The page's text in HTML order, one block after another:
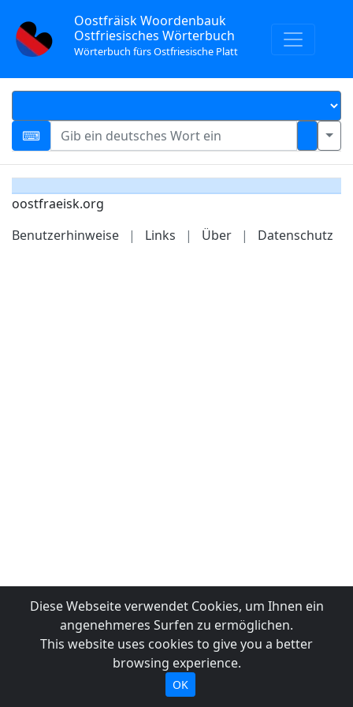
Oostfräisk Woordenbauk
Ostfriesisches Wörterbuch
Wörterbuch fürs Ostfriesische Platt
oostfraeisk.org
Benutzerhinweise
| Links | Über | Datenschutz
Diese Webseite verwendet Cookies, um Ihnen ein
angenehmeres Surfen zu ermöglichen.
This website uses cookies to give you a better
browsing experience.
OK